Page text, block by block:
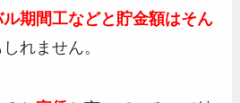
ル期間工などと貯金額はそん
れません。